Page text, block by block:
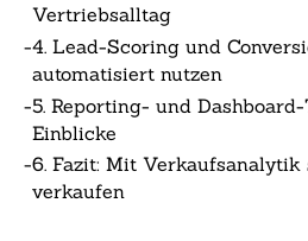
Vertriebsalltag
-4. Lead-Scoring und
automatisiert nutzen
-5. Reporting- und
Einblicke
-6. Fazit: Mit Verkaufsanalytik
verkaufen